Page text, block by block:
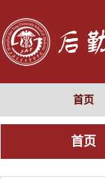
首页
首页